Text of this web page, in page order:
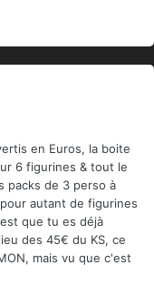
en Euros, la boite
6 figurines & tout le
packs de 3 perso à
autant de figurines
que tu es déjà
des 45€ du KS, ce
mais vu que c'est